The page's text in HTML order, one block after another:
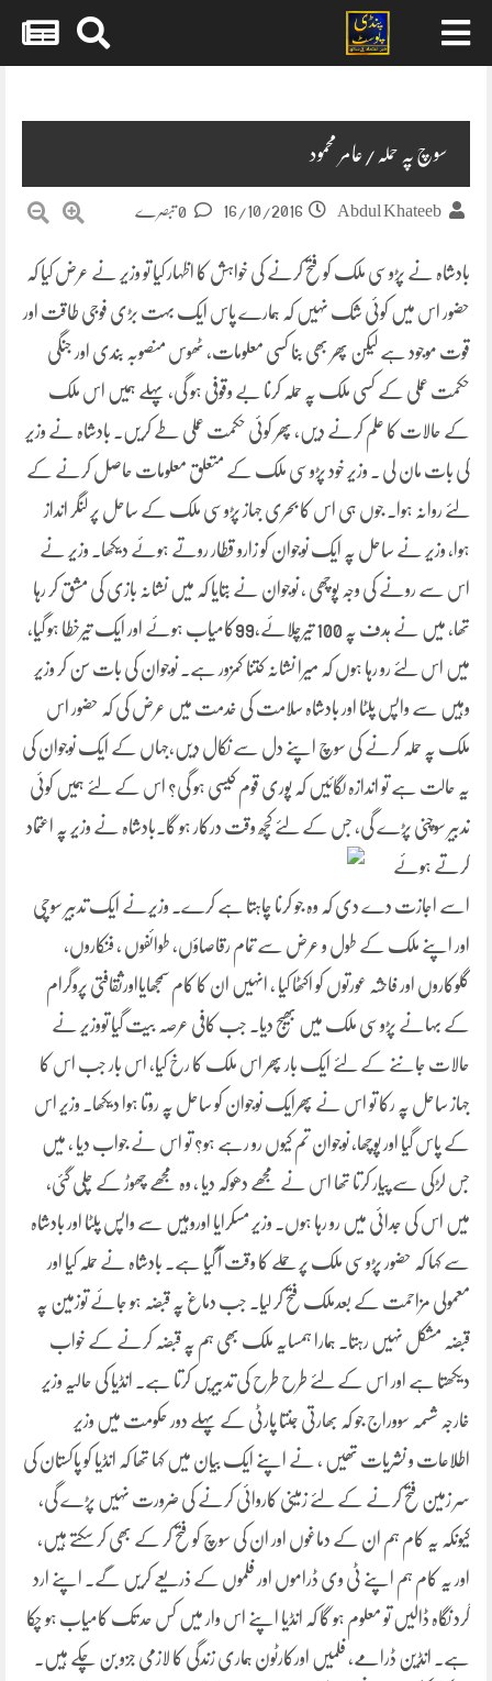
سوچ پہ حملہ/عامر محمود
Abdul Khateeb
16/10/2016
بادشاہ نے پڑوسی ملک کو فتح کرنے کی خواہش کا اظہار کیا تو وزیر نے عرض کیا کہ
حضور اس میں کوئی شک نہیں کہ ہمارے پاس ایک بہت بڑی فوجی طاقت اور
قوت موجود ہے لیکن پھر بھی بنا کسی معلومات، ٹھوس منصوبہ بندی اور جنگی
حکمت عملی کے کسی ملک پہ حملہ کرنا بے وقوفی ہو گی، پہلے ہمیں اس ملک
کے حالات کا علم کرنے دیں، پھر کوئی حکمت عملی طے کریں۔ بادشاہ نے وزیر
کی بات مان لی ۔ وزیر خود پڑوسی ملک کے متعلق معلومات حاصل کرنے کے
لئے روانہ ہوا۔ جوں ہی اس کا بحری جہاز پڑوسی ملک کے ساحل پر لنگر انداز
ہوا، وزیر نے ساحل پہ ایک نوجوان کو زارو قطار روتے ہوئے دیکھا۔ وزیر نے
اس سے رونے کی وجہ پوچھی ، نوجوان نے بتایا کہ میں نشانہ بازی کی مشق کر رہا
تھا، میں نے ہدف پہ 100 تیرچلائے،99کامیاب ہوئے اور ایک تیرخطا ہو گیا،
میں اس لئے رو رہا ہوں کہ میرا نشانہ کتنا کمزور ہے۔ نوجوان کی بات سن کر وزیر
وہیں سے واپس پلٹا اور بادشاہ سلامت کی خدمت میں عرض کی کہ حضور اس
ملک پہ حملہ کرنے کی سوچ اپنے دل سے نکال دیں،جہاں کے ایک نوجوان کی
یہ حالت ہے تو اندازہ لگائیں کہ پوری قوم کیسی ہو گی؟ اس کے لئے ہمیں کوئی
تدبیر سوچنی پڑے گی، جس کے لئے کچھ وقت درکار ہو گا۔بادشاہ نے وزیر پہ اعتماد
کرتے ہوئے
اسے اجازت دے دی کہ وہ جو کرنا چاہتا ہے کرے۔ وزیرنے ایک تدبیر سوچی
اور اپنے ملک کے طول و عرض سے تمام رقاصاؤں، طوائفوں ، فنکاروں،
گلوکاروں اور فاحشہ عورتوں کو اکٹھا کیا ، انہیں ان کا کام سمجھایااورثقافتی پروگرام
کے بہانے پڑوسی ملک میں بھیج دیا۔ جب کافی عرصہ بیت گیا تووزیر نے
حالات جاننے کے لئے ایک بار پھر اس ملک کا رخ کیا، اس بار جب اس کا
جہاز ساحل پہ رکا تو اس نے پھرایک نوجوان کو ساحل پہ روتا ہوا دیکھا۔ وزیر اس
کے پاس گیا اور پوچھا، نوجوان تم کیوں رو رہے ہو؟ تو اس نے جواب دیا ، میں
جس لڑکی سے پیار کرتا تھا اس نے مجھے دھوکہ دیا ، وہ مجھے چھوڑ کے چلی گئی،
میں اس کی جدائی میں رو رہا ہوں۔ وزیر مسکرایا اوروہیں سے واپس پلٹا اور بادشاہ
سے کہا کہ حضور پڑوسی ملک پر حملے کا وقت آ گیا ہے۔ بادشاہ نے حملہ کیا اور
معمولی مزاحمت کے بعدملک فتح کر لیا۔ جب دماغ پہ قبضہ ہو جائے توزمین پہ
قبضہ مشکل نہیں رہتا۔ ہمارا ہمسایہ ملک بھی ہم پہ قبضہ کرنے کے خواب
دیکھتا ہے اور اس کے لئے طرح طرح کی تدبیریں کرتا ہے۔ انڈیا کی حالیہ وزیر
خارجہ شسمہ سووراج جو کہ بھارتی جنتا پارٹی کے پہلے دور حکومت میں وزیر
اطلاعات و نشریات تھیں ، نے اپنے ایک بیان میں کہا تھا کہ انڈیا کو پاکستان کی
سر زمین فتح کرنے کے لئے زمینی کاروائی کرنے کی ضرورت نہیں پڑے گی،
کیونکہ یہ کام ہم ان کے دماغوں اور ان کی سوچ کو فتح کر کے بھی کر سکتے ہیں،
اور یہ کام ہم اپنے ٹی وی ڈراموں اور فلموں کے ذریعے کریں گے۔ اپنے ارد
گرد نگاہ ڈالیں تو معلوم ہو گا کہ انڈیا اپنے اس وار میں کس حد تک کامیاب ہو چکا
ہے۔ انڈین ڈرامے، فلمیں اورکارٹون ہماری زندگی کا لازمی جزو بن چکے ہیں۔